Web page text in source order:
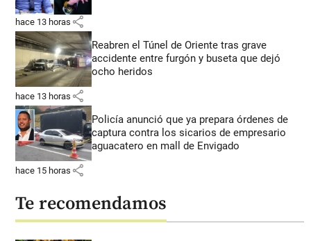
hace 13 horas share
Reabren el Túnel de Oriente tras grave
accidente entre furgón y buseta que dejó
ocho heridos
hace 13 horas share
Policía anunció que ya prepara órdenes de
captura contra los sicarios de empresario
aguacatero en mall de Envigado
hace 15 horas share
Te recomendamos